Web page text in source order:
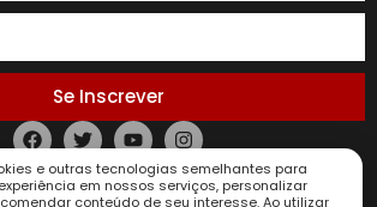
Se Inscrever
Política de Privacidade
e outras tecnologias semelhantes para
em nossos serviços, personalizar
conteúdo de seu interesse. Ao utilizar